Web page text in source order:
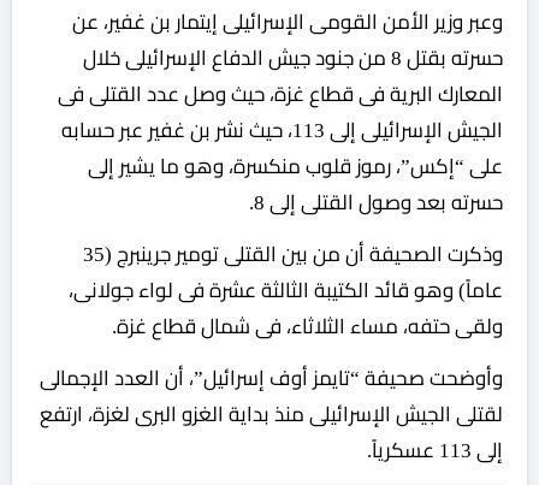
وعبر وزير الأمن القومى الإسرائيلى إيتمار بن غفير، عن
حسرته بقتل 8 من جنود جيش الدفاع الإسرائيلى خلال
المعارك البرية فى قطاع غزة، حيث وصل عدد القتلى فى
الجيش الإسرائيلى إلى 113، حيث نشر بن غفير عبر حسابه
على “إكس”، رموز قلوب منكسرة، وهو ما يشير إلى
حسرته بعد وصول القتلى إلى 8.
وذكرت الصحيفة أن من بين القتلى تومير جرينبرج (35
عاماً) وهو قائد الكتيبة الثالثة عشرة فى لواء جولانى،
ولقى حتفه، مساء الثلاثاء، فى شمال قطاع غزة.
وأوضحت صحيفة “تايمز أوف إسرائيل”، أن العدد الإجمالى
لقتلى الجيش الإسرائيلى منذ بداية الغزو البرى لغزة، ارتفع
إلى 113 عسكرياً.